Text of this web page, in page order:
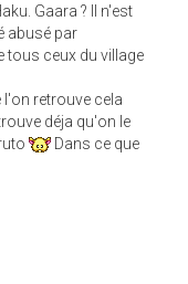
Gaara ? Il n'est
abusé par
ceux du village
l'on retrouve cela
déja qu'on le
Dans ce que